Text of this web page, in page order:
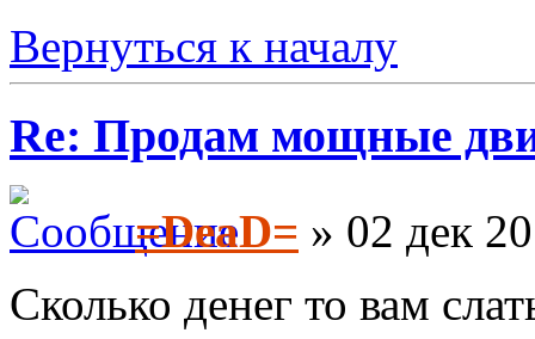
Вернуться к началу
Re: Продам мощные
=DeaD= » 02 дек
Сколько денег то вам